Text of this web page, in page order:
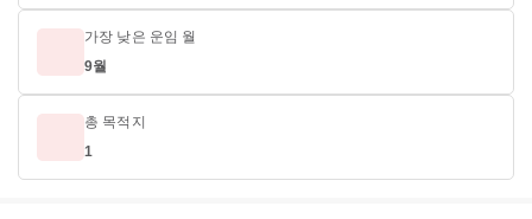
가장 낮은 운임 월
9월
총 목적지
1